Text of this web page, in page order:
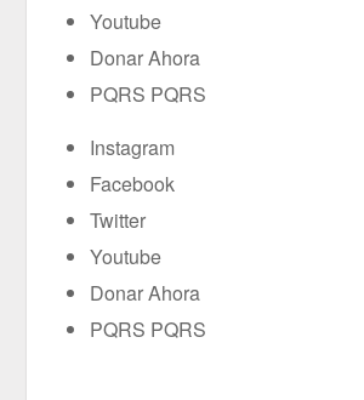
Youtube
Donar Ahora
PQRS PQRS
Instagram
Facebook
Twitter
Youtube
Donar Ahora
PQRS PQRS